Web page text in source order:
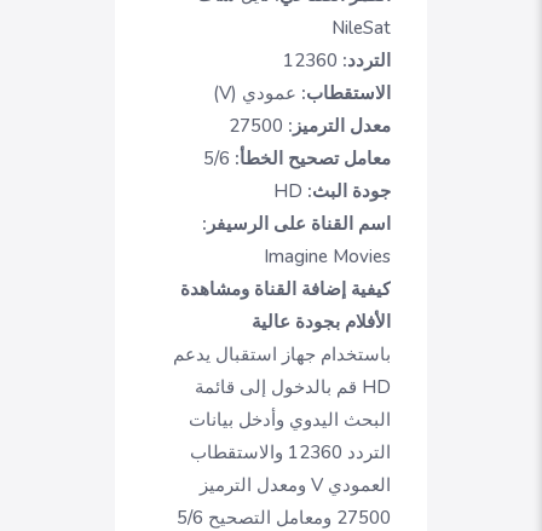
NileSat
التردد:
الاستقطاب: عمودي (V)
معدل الترميز:
معامل تصحيح الخطأ:
جودة البث:
اسم القناة على الرسيفر:
Imagine Movies
كيفية إضافة القناة ومشاهدة
الأفلام بجودة عالية
باستخدام جهاز استقبال يدعم
HD قم بالدخول إلى قائمة
البحث اليدوي وأدخل بيانات
التردد 12360 والاستقطاب
العمودي V ومعدل الترميز
27500 ومعامل التصحيح 5/6